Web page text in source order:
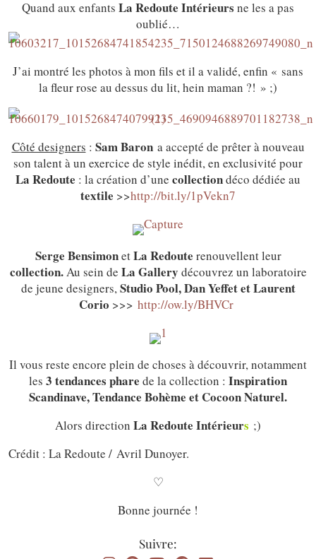
Quand aux enfants La Redoute Intérieurs ne les a pas
oublié…
J’ai montré les photos à mon fils et il a validé, enfin « sans
la fleur rose au dessus du lit, hein maman ?! » ;)
Côté designers : Sam Barona accepté de prêter à nouveau
son talent à un exercice de style inédit, en exclusivité pour
La Redoute : la création d’une collectiondéco dédiée au
textile >>http://bit.ly/1pVekn7
Serge BensimonetLa Redoute renouvellent leur
collection.Au sein de La Gallery découvrez un laboratoire
de jeune designers,Studio Pool, Dan Yeffet et Laurent
Corio >>> http://ow.ly/BHVCr
Il vous reste encore plein de choses à découvrir, notamment
les 3 tendances phare de la collection : Inspiration
Scandinave, Tendance Bohème et Cocoon Naturel.
Alors direction La Redoute Intérieurs ;)
Crédit : La Redoute / Avril Dunoyer.
♡
Bonne journée !
Suivre: